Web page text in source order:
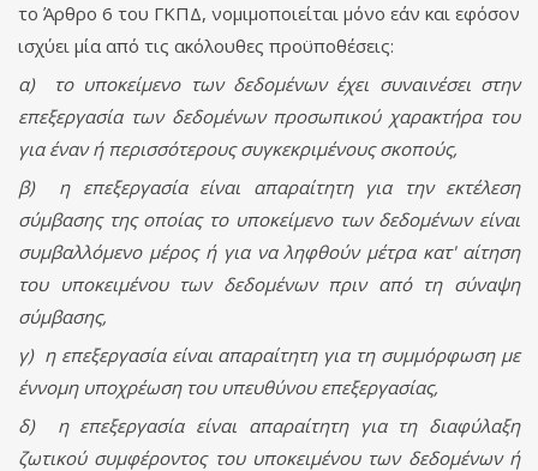
το Άρθρο 6 του ΓΚΠΔ, νομιμοποιείται μόνο εάν και εφόσον
ισχύει μία από τις ακόλουθες προϋποθέσεις:
α) το υποκείμενο των δεδομένων έχει συναινέσει στην
επεξεργασία των δεδομένων προσωπικού χαρακτήρα του
για έναν ή περισσότερους συγκεκριμένους σκοπούς,
β) η επεξεργασία είναι απαραίτητη για την εκτέλεση
σύμβασης της οποίας το υποκείμενο των δεδομένων είναι
συμβαλλόμενο μέρος ή για να ληφθούν μέτρα κατ' αίτηση
του υποκειμένου των δεδομένων πριν από τη σύναψη
σύμβασης,
γ) η επεξεργασία είναι απαραίτητη για τη συμμόρφωση με
έννομη υποχρέωση του υπευθύνου επεξεργασίας,
δ) η επεξεργασία είναι απαραίτητη για τη διαφύλαξη
ζωτικού συμφέροντος του υποκειμένου των δεδομένων ή